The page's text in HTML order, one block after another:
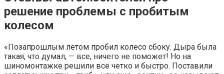
решение проблемы с пробитым
колесом
«Позапрошлым летом пробил колесо сбоку. Дыра была
такая, что думал, — все, ничего не поможет! Но на
шиномонтажке решили все четко и быстро. Поставили